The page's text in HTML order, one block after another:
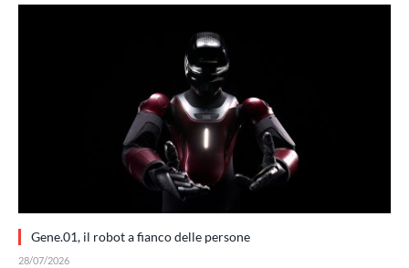
Gene.01, il robot a fianco delle persone
28/07/2026